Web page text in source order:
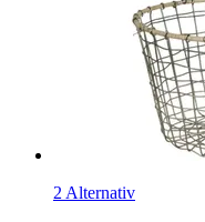
2 Alternativ